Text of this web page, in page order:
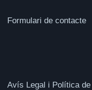
Formulari de contacte
Avís Legal i Política